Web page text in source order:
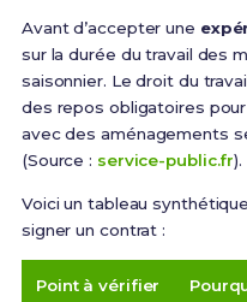
Avant d’accepter une
sur la durée du travail des
saisonnier. Le droit du
des repos obligatoires
avec des aménagements
(Source : service-public.fr).
Voici un tableau
signer un contrat :
Point à vérifier